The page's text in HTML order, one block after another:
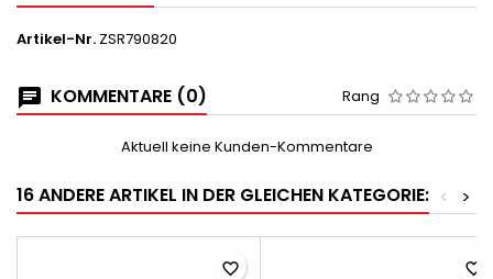
Artikel-Nr. ZSR790820
KOMMENTARE (0) Rang
Aktuell keine Kunden-Kommentare
16 ANDERE ARTIKEL IN DER GLEICHEN KATEGORIE: >
<
favorite_border favorite_border